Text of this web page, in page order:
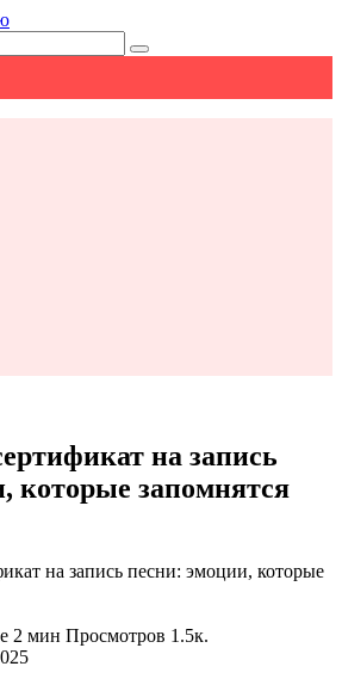
на запись
которые запомнятся
2 мин Просмотров 1.5к.